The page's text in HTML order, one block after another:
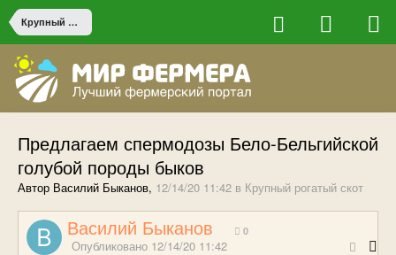
Крупный рогатый скот
Предлагаем спермодозы Бело-Бельгийской
голубой породы быков
Автор Василий Быканов, 12/14/20 11:42 в Крупный рогатый скот
Василий Быканов 0
Опубликовано 12/14/20 11:42